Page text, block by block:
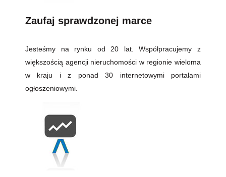
Zaufaj sprawdzonej marce
Jesteśmy na rynku od 20 lat. Współpracujemy z
większością agencji nieruchomości w regionie wieloma
w kraju i z ponad 30 internetowymi portalami
ogłoszeniowymi.